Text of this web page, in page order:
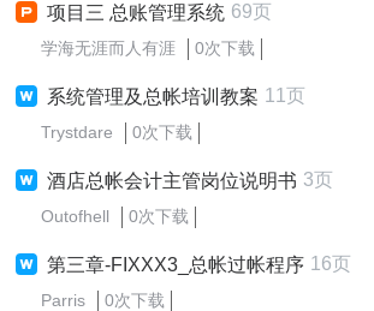
项目三 总账管理系统 69页
学海无涯而人有涯 0次下载
系统管理及总帐培训教案 11页
Trystdare 0次下载
酒店总帐会计主管岗位说明书 3页
Outofhell 0次下载
第三章-FIXXX3_总帐过帐程序 16页
Parris 0次下载